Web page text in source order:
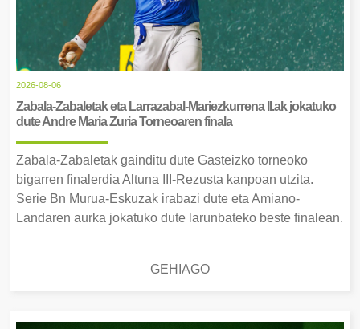
2026-08-06
Zabala-Zabaletak eta Larrazabal-Mariezkurrena II.ak jokatuko
dute Andre Maria Zuria Torneoaren finala
Zabala-Zabaletak gainditu dute Gasteizko torneoko
bigarren finalerdia Altuna III-Rezusta kanpoan utzita.
Serie Bn Murua-Eskuzak irabazi dute eta Amiano-
Landaren aurka jokatuko dute larunbateko beste finalean.
GEHIAGO